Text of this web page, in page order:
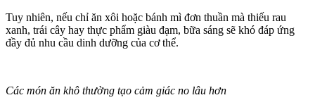
Tuy nhiên, nếu chỉ ăn xôi hoặc bánh mì đơn thuần mà thiếu rau
xanh, trái cây hay thực phẩm giàu đạm, bữa sáng sẽ khó đáp ứng
đầy đủ nhu cầu dinh dưỡng của c‌ơ th‌ể.
Các món ăn khô thường tạo cảm giác no lâu hơn